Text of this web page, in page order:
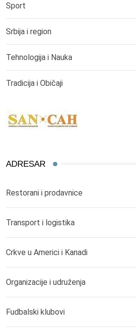
Sport
Srbija i region
Tehnologija i Nauka
Tradicija i Običaji
ADRESAR
Restorani i prodavnice
Transport i logistika
Crkve u Americi i Kanadi
Organizacije i udruženja
Fudbalski klubovi